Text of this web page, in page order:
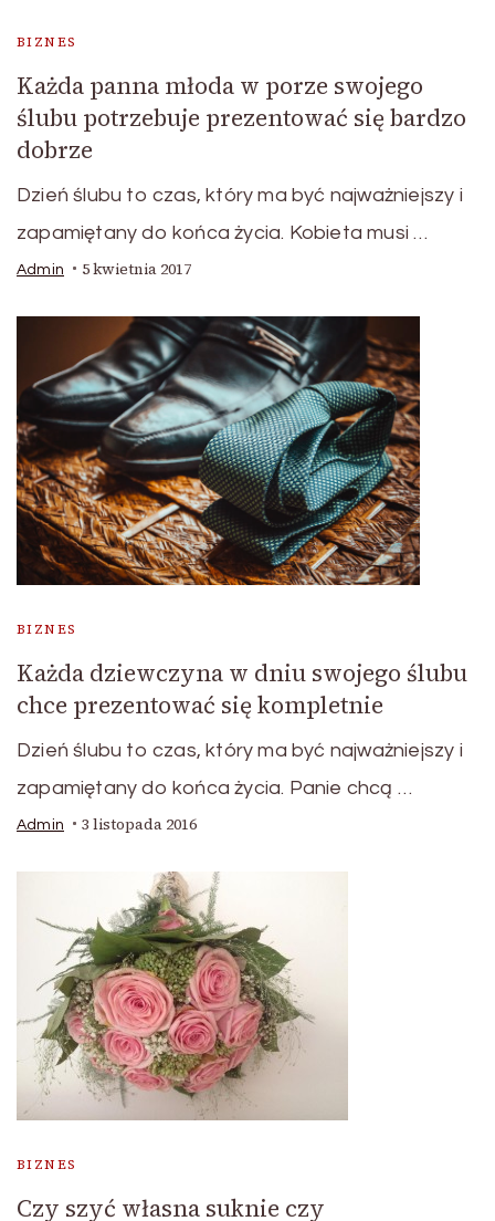
BIZNES
Każda panna młoda w porze swojego
ślubu potrzebuje prezentować się bardzo
dobrze
Dzień ślubu to czas, który ma być najważniejszy i
zapamiętany do końca życia. Kobieta musi …
Admin 5 kwietnia 2017
BIZNES
Każda dziewczyna w dniu swojego ślubu
chce prezentować się kompletnie
Dzień ślubu to czas, który ma być najważniejszy i
zapamiętany do końca życia. Panie chcą …
Admin 3 listopada 2016
BIZNES
Czy szyć własna suknie czy